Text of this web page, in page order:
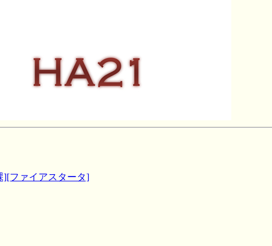
][ファイアスタータ]